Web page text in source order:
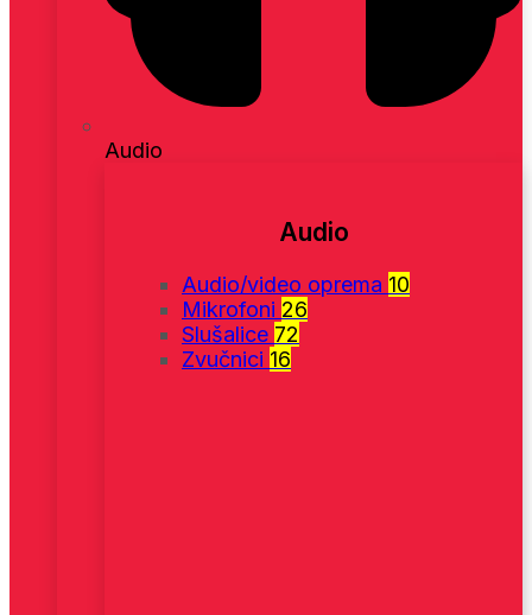
Audio
Audio
Audio/video oprema 10
Mikrofoni 26
Slušalice 72
Zvučnici 16